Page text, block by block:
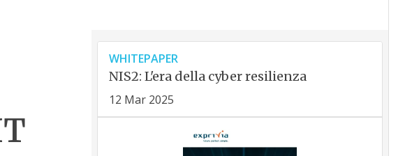
WHITEPAPER
NIS2: L'era della cyber resilienza
12 Mar 2025